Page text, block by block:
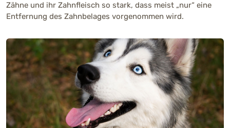
Zähne und ihr Zahnfleisch so stark, dass meist „nur“ eine
Entfernung des Zahnbelages vorgenommen wird.